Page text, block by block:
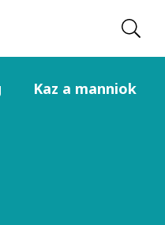
Ouvrir
Kaz a manniok